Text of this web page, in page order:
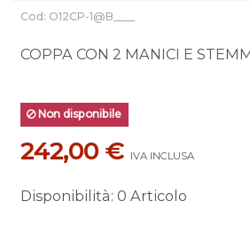
Cod: O12CP-1@B____
COPPA CON 2 MANICI E
Non disponibile
242,00 € IVA INCLUSA
Disponibilità: 0 Articolo